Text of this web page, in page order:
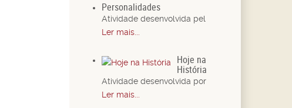
Personalidades
Atividade desenvolvida pel
Ler mais...
Hoje na
História
Atividade desenvolvida por
Ler mais...